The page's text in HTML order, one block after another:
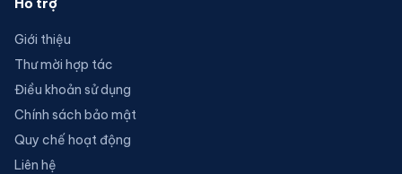
Giới thiệu
Thư mời hợp tác
Điều khoản sử dụng
Chính sách bảo mật
Quy chế hoạt động
Liên hệ